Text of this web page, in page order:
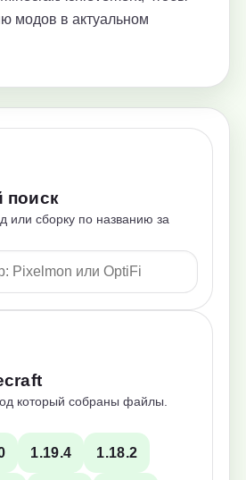
модов в актуальном
поиск
или сборку по названию за
который собраны файлы.
1.19.4 1.18.2